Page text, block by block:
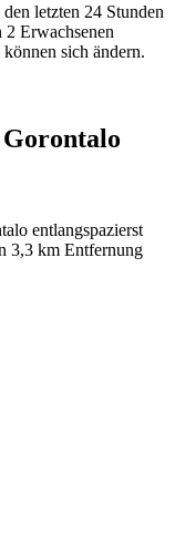
letzten 24 Stunden
Erwachsenen
sich ändern.
entlangspazierst
3,3 km Entfernung